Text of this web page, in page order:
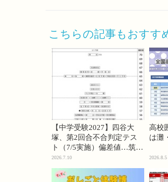
こちらの記事もおすす
【中学受験2027】四谷大
塚、第2回合不合判定テス
ト（7/5実施）偏差値…筑駒
74・桜蔭70＜PR＞
2026.7.10
高校
は灘
2026.8.5